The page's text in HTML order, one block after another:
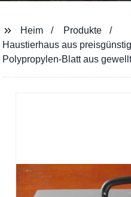
Heim
Produkte
Haustierhaus aus
Polypropylen-Blatt aus